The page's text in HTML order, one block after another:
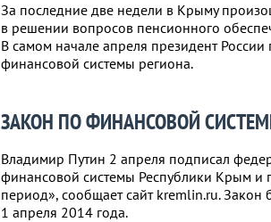
За последние две недели в Крыму
в решении вопросов пенсионного
В самом начале апреля президент
финансовой системы региона.
ЗАКОН ПО ФИНАНСОВОЙ
Владимир Путин 2 апреля подписал
финансовой системы Республики Крым и
период», сообщает сайт kremlin.ru.
1 апреля 2014 года.